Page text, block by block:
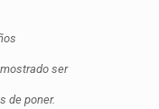
ser